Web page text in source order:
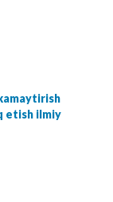
etish ilmiy